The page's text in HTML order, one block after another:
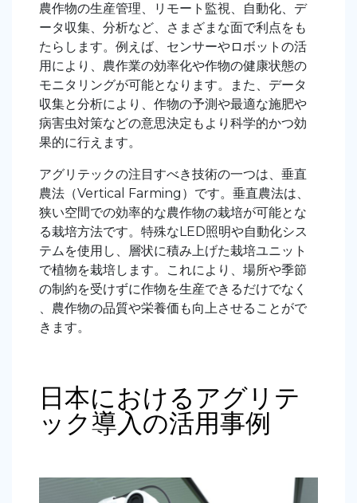
農作物の生産管理、リモート監視、自動化、デ
ータ収集、分析など、さまざまな面で利点をも
たらします。例えば、センサーやロボットの活
用により、農作業の効率化や作物の健康状態の
モニタリングが可能となります。また、データ
収集と分析により、作物の予測や最適な施肥や
病害虫対策などの意思決定もより科学的かつ効
果的に行えます。
アグリテックの注目すべき技術の一つは、垂直
農法（Vertical Farming）です。垂直農法は、
狭い空間での効率的な農作物の栽培が可能とな
る栽培方法です。特殊なLED照明や自動化シス
テムを使用し、層状に積み上げた栽培ユニット
で植物を栽培します。これにより、場所や季節
の制約を受けずに作物を生産できるだけでなく
、農作物の品質や栄養価も向上させることがで
きます。
日本におけるアグリテ
ック導入の活用事例